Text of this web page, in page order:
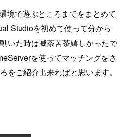
境で遊ぶところまでをまとめて
Studioを初めて使って分から
いた時は滅茶苦茶嬉しかったで
を使ってマッチングをさ
をご紹介出来ればと思います。